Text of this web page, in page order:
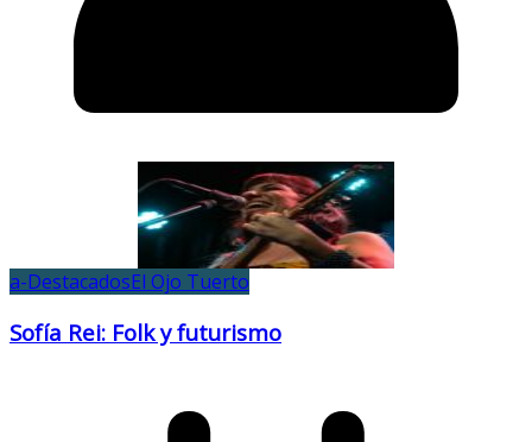
a-DestacadosEl Ojo Tuerto
Sofía Rei: Folk y futurismo